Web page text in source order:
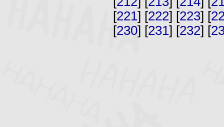
[221] [222] [223] [
[230] [231] [232] [